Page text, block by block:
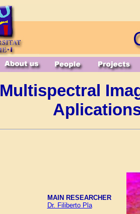
Multispectral
MAIN RESEARCHER
Dr. Filiberto Pla